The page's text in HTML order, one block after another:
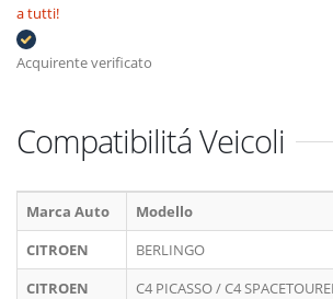
a tutti!
Acquirente verificato
Compatibilitá Veicoli
Marca Auto Modello
CITROEN
BERLINGO
CITROEN
C4 PICASSO / C4